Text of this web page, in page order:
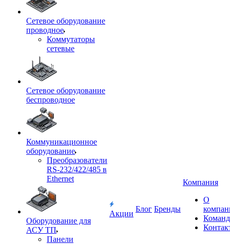
Сетевое оборудование
проводное
Коммутаторы
сетевые
Сетевое оборудование
беспроводное
Коммуникационное
оборудование
Преобразователи
RS-232/422/485 в
Ethernet
Оборудование для
АСУ ТП
Панели
Акции
Блог Бренды
Компания
О